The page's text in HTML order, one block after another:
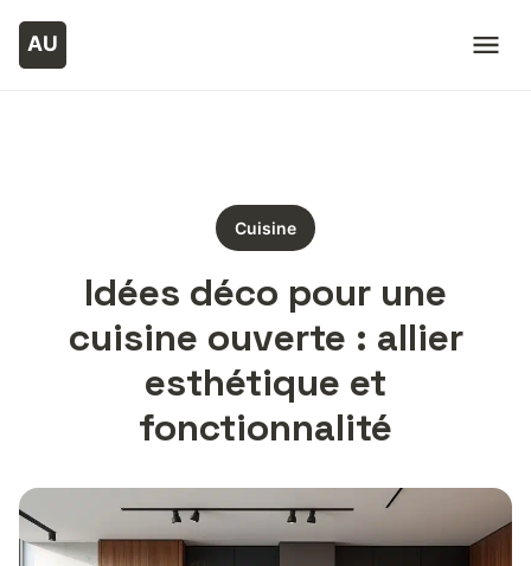
Cuisine
Idées déco pour une
cuisine ouverte : allier
esthétique et
fonctionnalité